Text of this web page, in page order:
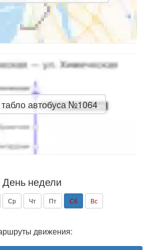
автобуса №1064
День недели
Ср Чт Пт Сб Вс
движения: